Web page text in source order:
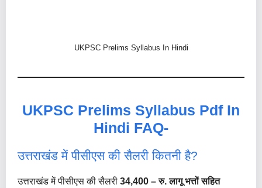
UKPSC Prelims Syllabus In Hindi
UKPSC Prelims Syllabus Pdf In
Hindi FAQ-
उत्तराखंड में पीसीएस की सैलरी कितनी है?
उत्तराखंड में पीसीएस की सैलरी 34,400 – रु. लागू भत्तों सहित